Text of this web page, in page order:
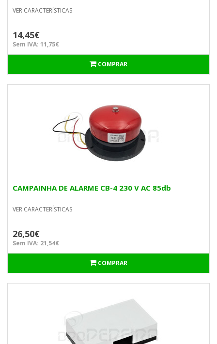
VER CARACTERÍSTICAS
14,45€
Sem IVA: 11,75€
COMPRAR
CAMPAINHA DE ALARME CB-4 230 V AC 85db
VER CARACTERÍSTICAS
26,50€
Sem IVA: 21,54€
COMPRAR